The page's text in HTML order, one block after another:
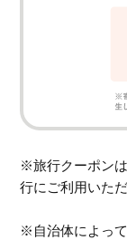
※旅行クーポン
行にご利用いただ
※自治体によっ